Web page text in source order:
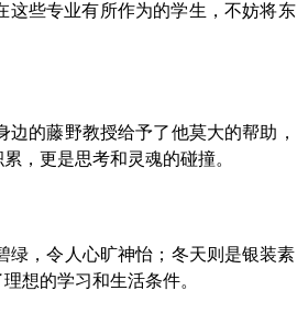
这些专业有所作为的学生，不妨将东
的藤野教授给予了他莫大的帮助，
，更是思考和灵魂的碰撞。
绿，令人心旷神怡；冬天则是银装素
想的学习和生活条件。